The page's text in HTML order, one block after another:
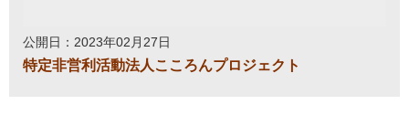
公開日：2023年02月27日
特定非営利活動法人こころんプロジェクト